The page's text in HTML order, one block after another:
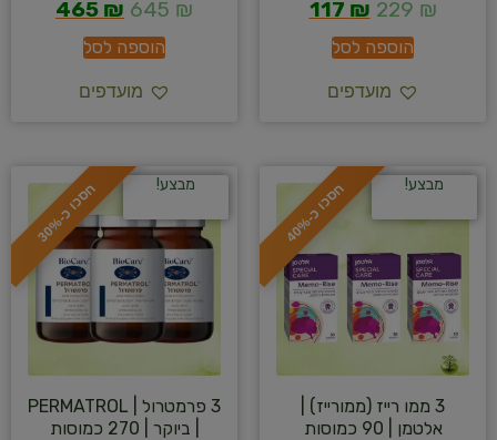
229 ₪
117 ₪
הוספה לסל
מועדפים
645 ₪
465 ₪
הוספה לסל
מועדפים
ח
ס
כ
ו
כ
-
4
0
% מבצע!
3 ממו רייז (ממורייז) |
אלטמן | 90 כמוסות
ח
ס
כ
ו
כ
-
3
0
% מבצע!
3 פרמטרול | PERMATROL
| ביוקר | 270 כמוסות